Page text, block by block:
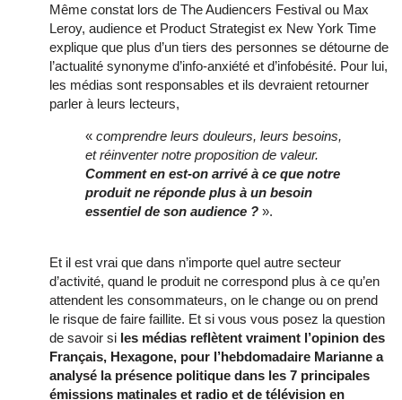
Même constat lors de The Audiencers Festival ou Max
Leroy, audience et Product Strategist ex New York Time
explique que plus d’un tiers des personnes se détourne de
l’actualité synonyme d’info-anxiété et d’infobésité. Pour lui,
les médias sont responsables et ils devraient retourner
parler à leurs lecteurs,
« comprendre leurs douleurs, leurs besoins,
et réinventer notre proposition de valeur.
Comment en est-on arrivé à ce que notre
produit ne réponde plus à un besoin
essentiel de son audience ? ».
Et il est vrai que dans n’importe quel autre secteur
d’activité, quand le produit ne correspond plus à ce qu’en
attendent les consommateurs, on le change ou on prend
le risque de faire faillite. Et si vous vous posez la question
de savoir si les médias reflètent vraiment l’opinion des
Français, Hexagone, pour l’hebdomadaire Marianne a
analysé la présence politique dans les 7 principales
émissions matinales et radio et de télévision en